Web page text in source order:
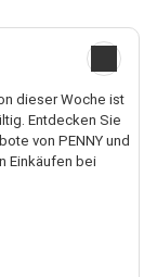
dieser Woche ist
Entdecken Sie
von PENNY und
Einkäufen bei